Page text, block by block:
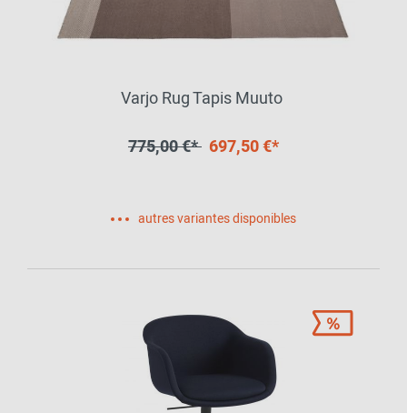
Varjo Rug Tapis Muuto
775,00 €* 697,50 €*
autres variantes disponibles